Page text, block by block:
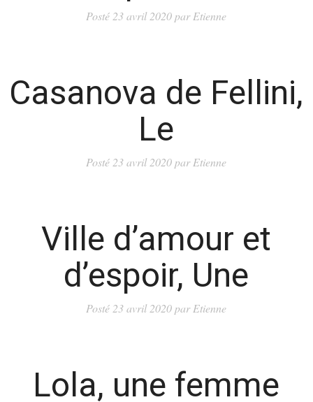
Posté 23 avril 2020 par Etienne
Casanova de Fellini,
Le
Posté 23 avril 2020 par Etienne
Ville d’amour et
d’espoir, Une
Posté 23 avril 2020 par Etienne
Lola, une femme